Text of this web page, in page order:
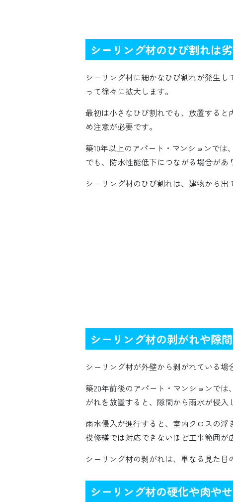
シーリング材のひび割れは
シーリング材に細かなひび割れが発生
って徐々に拡大します。
最初は小さなひび割れでも、放置する
め注意が必要です。
築10年以上のアパート・マンションで
でも、防水性能低下につながる場合があ
シーリング材のひび割れは、建物から
シーリング材の剥がれや隙
シーリング材が外壁から剥がれている
築20年前後のアパート・マンションで
がれを放置すると、隙間から雨水が侵入
雨水侵入が進行すると、室内クロスの
模修繕では対応できないほど工事範囲が
シーリング材の剥がれは、単なる見た
シーリング材の硬化や肉や